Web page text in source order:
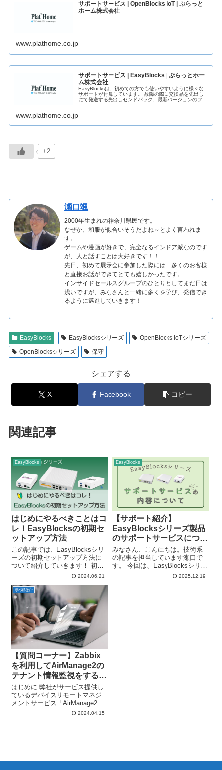
サポートサービス | OpenBlocks IoT | ぷらっと
ホーム株式会社
www.plathome.co.jp
サポートサービス | EasyBlocks | ぷらっとホー
ム株式会社
EasyBlocksは、初めての方でも使いやすいように様々な
サポートが付属しています。 故障の際に交換品を先出し
にて発送する先出しセンドバック、最新バージョンのファ
www.plathome.co.jp
+2
瀬口颯
2000年生まれの神奈川県民です。
なぜか、和服が似合いそうだよね～とよく言われま
す。
ゲームや漫画が好きで、完全なるインドア派なのです
が、人と話すことは大好きです！！
先日、初めて展示会に参加した際には、多くのお客様
と直接お話ができてとても嬉しかったです。
インサイドセールスグループのひとりとしてまだ日は
浅いですが、みなさんと一緒に多くを学び、発信でき
るように邁進していきます！
EasyBlocks EasyBlocksシリーズ
OpenBlocks IoTシリーズ
OpenBlocksシリーズ
保守
シェアする
X Facebook コピー
関連記事
EasyBlocks
はじめにやるべきことはコ
レ！EasyBlocksの初期セ
ットアップ方法
この記事では、EasyBlocksシリ
ーズの初期セットアップ方法に
ついて紹介していきます！ 初期
セットアップは、EasyBlocksで
アップになります。これまで紹
介してきた便利機能の前提・基
盤となる設定でもあ...
2024.06.21
EasyBlocks
【サポート紹介】
EasyBlocksシリーズ製品
のサポートサービスについ
て
みなさん、こんにちは。技術系
の記事を担当しています瀬口で
す。 今回は、EasyBlocksシリー
ズのサポートサービス内容につ
2025.12.19
事例紹介
【質問コーナー】Zabbix
を利用してAirManage2の
テナント情報監視をするに
は？
はじめに 弊社がサービス提供し
ているデバイスリモートマネジ
メントサービス「AirManage2」
をご利用いただいているお客様
2024.04.15